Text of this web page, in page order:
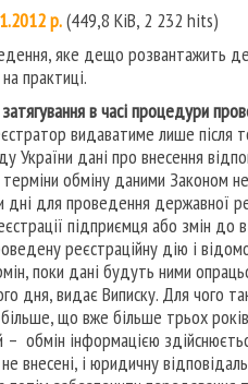
р.(449,8 KiB, 2 232 hits)
яке дещо розвантажить
практиці.
в часі процедури
видаватиме лише
України дані про внесення
обміну даними Законом
дні для проведення державної
підприємця або змін
реєстраційну дію і
поки дані будуть ними
дня, видає Виписку. Для чого
що вже більше трьох
– обмін інформацією
не внесені, і юридичну